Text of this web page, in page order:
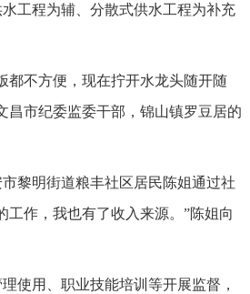
工程为辅、分散式供水工程为补充
都不方便，现在拧开水龙头随开随
昌市纪委监委干部，锦山镇罗豆居的
黎明街道粮丰社区居民陈姐通过社
工作，我也有了收入来源。”陈姐向
使用、职业技能培训等开展监督，